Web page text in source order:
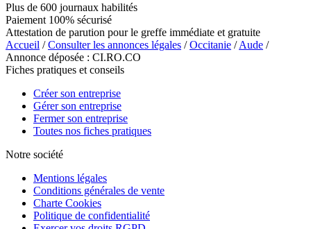
Plus de 600 journaux habilités
Paiement 100% sécurisé
Attestation de parution pour le greffe immédiate et gratuite
Accueil /Consulter les annonces légales /Occitanie /Aude /
Annonce déposée : CI.RO.CO
Fiches pratiques et conseils
Créer son entreprise
Gérer son entreprise
Fermer son entreprise
Toutes nos fiches pratiques
Notre société
Mentions légales
Conditions générales de vente
Charte Cookies
Politique de confidentialité